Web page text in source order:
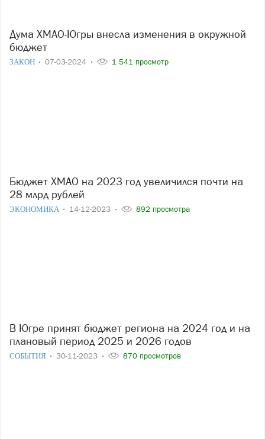
Дума ХМАО-Югры внесла изменения в окружной
бюджет
ЗАКОН 07-03-2024 1 541 просмотр
Бюджет ХМАО на 2023 год увеличился почти на
28 млрд рублей
ЭКОНОМИКА 14-12-2023 892 просмотра
В Югре принят бюджет региона на 2024 год и на
плановый период 2025 и 2026 годов
СОБЫТИЯ 30-11-2023 870 просмотров